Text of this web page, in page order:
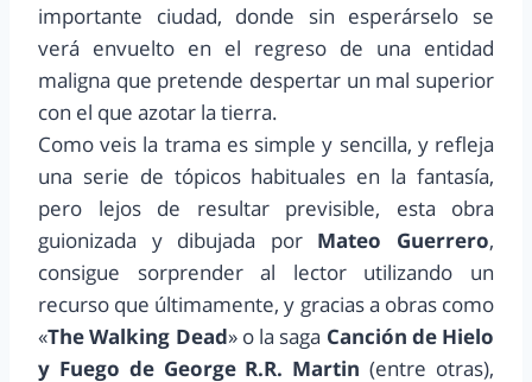
importante ciudad, donde sin esperárselo se
verá envuelto en el regreso de una entidad
maligna que pretende despertar un mal superior
con el que azotar la tierra.
Como veis la trama es simple y sencilla, y refleja
una serie de tópicos habituales en la fantasía,
pero lejos de resultar previsible, esta obra
guionizada y dibujada porMateo Guerrero,
consigue sorprender al lector utilizando un
recurso que últimamente, y gracias a obras como
«The Walking Dead» o la saga Canción de Hielo
y Fuego de George R.R. Martin (entre otras),